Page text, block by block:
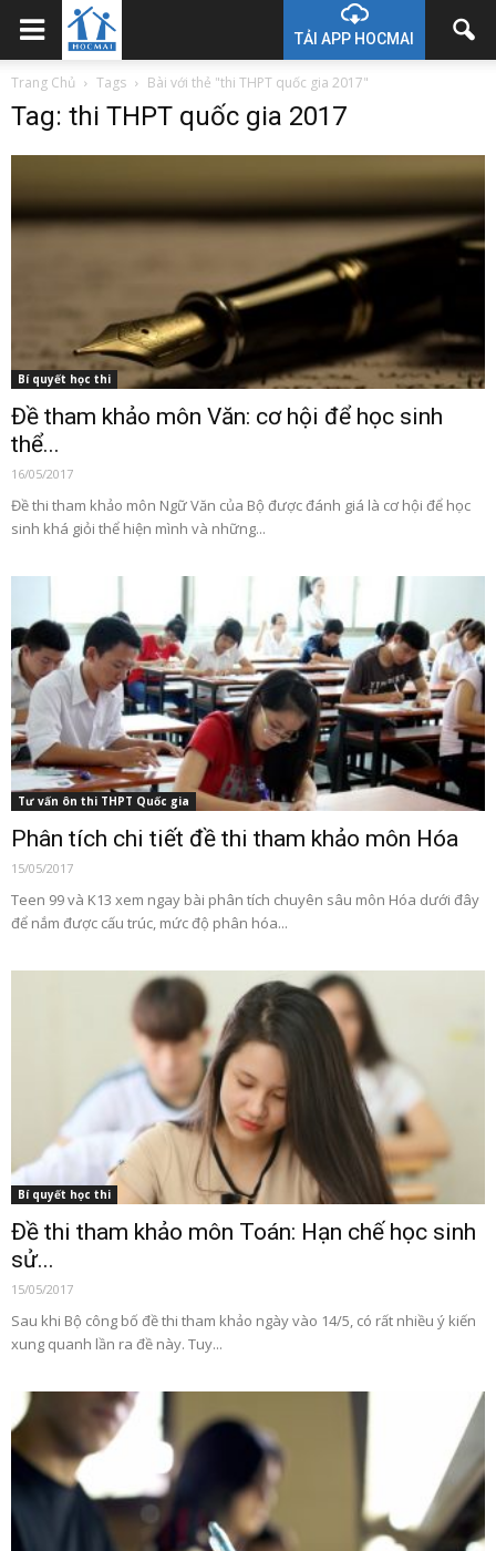
TẢI APP HOCMAI
Trang Chủ Tags Bài với thẻ "thi THPT quốc gia 2017"
Tag: thi THPT quốc gia 2017
Bí quyết học thi
Đề tham khảo môn Văn: cơ hội để học sinh
thể...
16/05/2017
Đề thi tham khảo môn Ngữ Văn của Bộ được đánh giá là cơ hội để học
sinh khá giỏi thể hiện mình và những...
Tư vấn ôn thi THPT Quốc gia
Phân tích chi tiết đề thi tham khảo môn Hóa
15/05/2017
Teen 99 và K13 xem ngay bài phân tích chuyên sâu môn Hóa dưới đây
để nắm được cấu trúc, mức độ phân hóa...
Bí quyết học thi
Đề thi tham khảo môn Toán: Hạn chế học sinh
sử...
15/05/2017
Sau khi Bộ công bố đề thi tham khảo ngày vào 14/5, có rất nhiều ý kiến
xung quanh lần ra đề này. Tuy...